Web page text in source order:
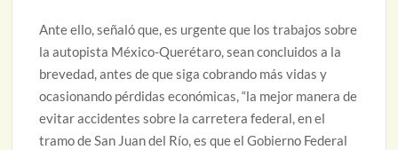
Ante ello, señaló que, es urgente que los trabajos sobre
la autopista México-Querétaro, sean concluidos a la
brevedad, antes de que siga cobrando más vidas y
ocasionando pérdidas económicas, “la mejor manera de
evitar accidentes sobre la carretera federal, en el
tramo de San Juan del Río, es que el Gobierno Federal